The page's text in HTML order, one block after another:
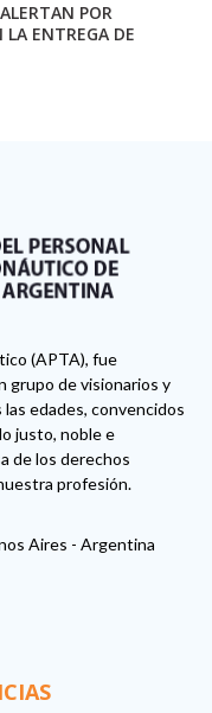
POR
LA ENTREGA DE
DEL
(APTA), fue
grupo de visionarios y
edades, convencidos
justo, noble e
de los derechos
profesión.
Aires - Argentina